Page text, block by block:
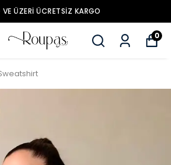
ÜZERİ ÜCRETSİZ KARGO
0